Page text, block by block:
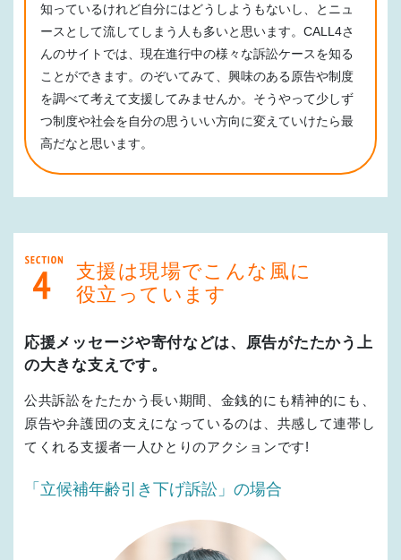
知っているけれど自分にはどうしようもないし、とニュ
ースとして流してしまう人も多いと思います。CALL4さ
んのサイトでは、現在進行中の様々な訴訟ケースを知る
ことができます。のぞいてみて、興味のある原告や制度
を調べて考えて支援してみませんか。そうやって少しず
つ制度や社会を自分の思ういい方向に変えていけたら最
高だなと思います。
支援は現場でこんな風に
役立っています
応援メッセージや寄付などは、原告がたたかう上
の大きな支えです。
公共訴訟をたたかう長い期間、金銭的にも精神的にも、
原告や弁護団の支えになっているのは、共感して連帯し
てくれる支援者一人ひとりのアクションです!
「立候補年齢引き下げ訴訟」の場合